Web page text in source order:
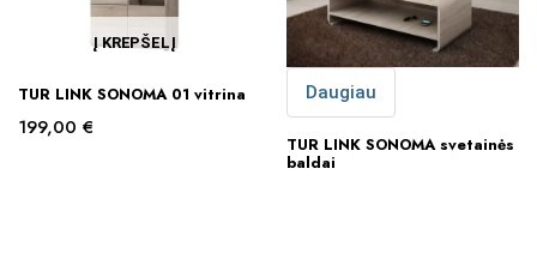
Į KREPŠELĮ
TUR LINK SONOMA 01 vitrina
199,00 €
Daugiau
TUR LINK SONOMA svetainės
baldai